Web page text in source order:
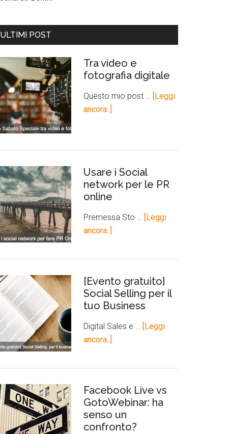
ULTIMI POST
Tra video e
fotografia digitale
Questo mio post …
[Leggi
ancora..]
Usare i Social
network per le PR
online
Premessa Sto …
[Leggi
ancora..]
[Evento gratuito]
Social Selling per il
tuo Business
Digital Sales e …
[Leggi
ancora..]
Facebook Live vs
GotoWebinar: ha
senso un
confronto?